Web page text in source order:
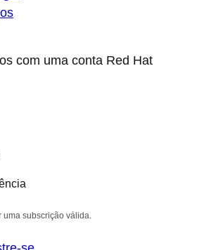
com uma conta Red Hat
uma subscrição válida.